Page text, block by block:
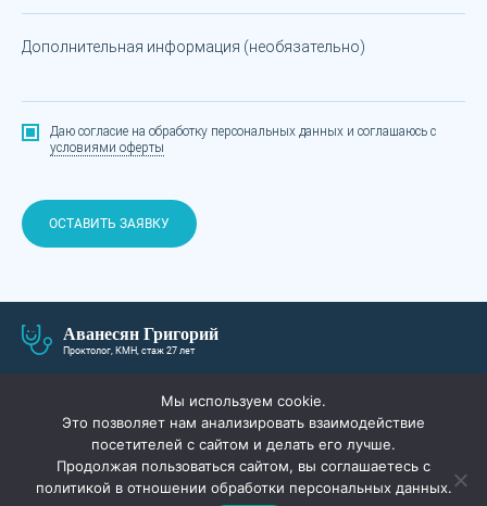
Дополнительная информация (необязательно)
Даю согласие на обработку персональных данных и соглашаюсь с
условиями оферты
ОСТАВИТЬ ЗАЯВКУ
Аванесян Григорий
Проктолог, КМН, стаж 27 лет
ЛЕЧЕНИЕ И ЦЕНЫ
ПАЦИЕНТАМ АКЦИИ
СПЕЦИАЛИСТЫ ВОПРОС-ОТВЕТ
Мы используем cookie.
Это позволяет нам анализировать взаимодействие
посетителей с сайтом и делать его лучше.
Продолжая пользоваться сайтом, вы соглашаетесь с
политикой в отношении обработки персональных данных.